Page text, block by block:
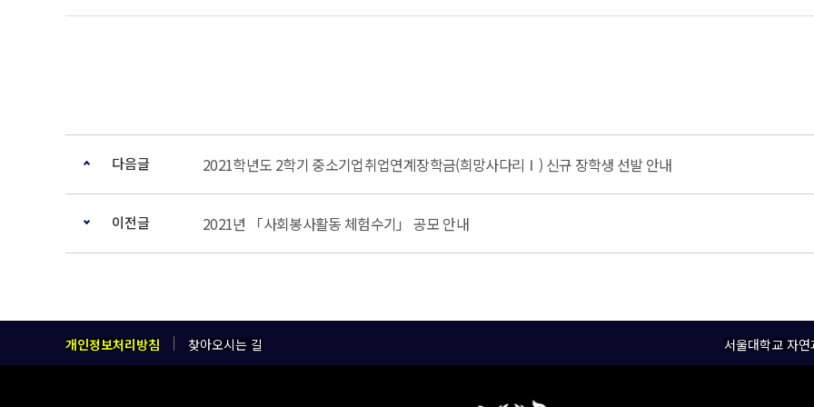
다음글 2021학년도 2학기 중소기업취업연계장학금(희망사다리Ⅰ) 신규 장학생 선발 안내
이전글 2021년 「사회봉사활동 체험수기」 공모 안내
개인정보처리방침 찾아오시는 길 서울대학교 자연